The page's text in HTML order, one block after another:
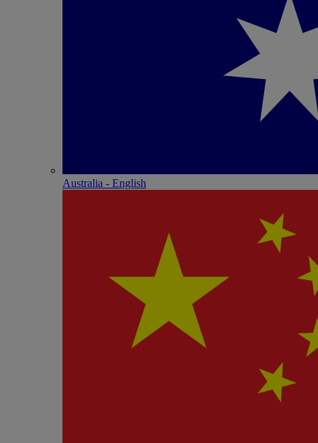
Australia - English